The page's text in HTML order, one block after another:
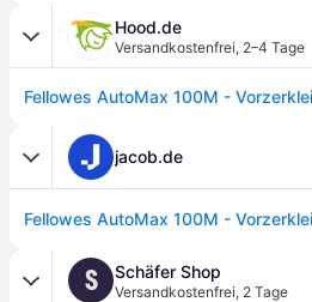
Hood.de
Versandkostenfrei, 2–4 Tage
jacob.de
S Schäfer Shop
Versandkostenfrei, 2 Tage